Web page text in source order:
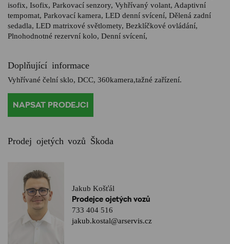
isofix, Isofix, Parkovací senzory, Vyhřívaný volant, Adaptivní
tempomat, Parkovací kamera, LED denní svícení, Dělená zadní
sedadla, LED matrixové světlomety, Bezklíčkové ovládání,
Plnohodnotné rezervní kolo, Denní svícení,
Doplňující informace
Vyhřívané čelní sklo, DCC, 360kamera,tažné zařízení.
NAPSAT PRODEJCI
Prodej ojetých vozů Škoda
Jakub Košťál
Prodejce ojetých vozů
733 404 516
jakub.kostal@arservis.cz